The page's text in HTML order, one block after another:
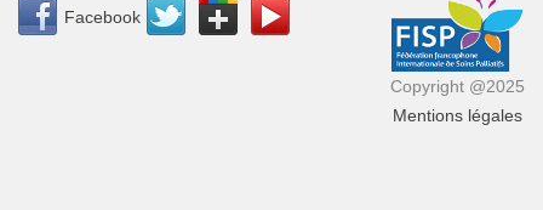
Facebook
Copyright @2025
Mentions légales